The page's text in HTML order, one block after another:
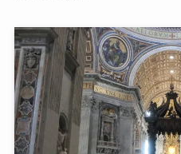
インド・スリランカ仏跡
第一次インド遠征～ガン
第二次インド遠征～イ